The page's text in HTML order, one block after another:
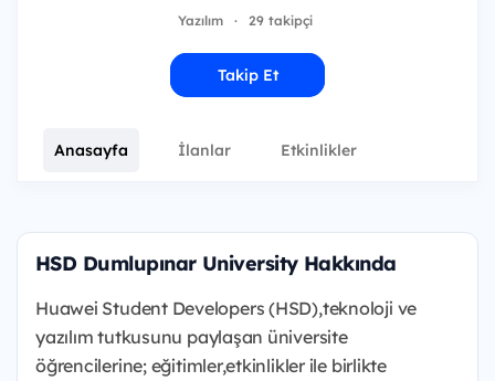
Yazılım · 29 takipçi
Takip Et
Anasayfa İlanlar Etkinlikler
HSD Dumlupınar University Hakkında
Huawei Student Developers (HSD),teknoloji ve
yazılım tutkusunu paylaşan üniversite
öğrencilerine; eğitimler,etkinlikler ile birlikte